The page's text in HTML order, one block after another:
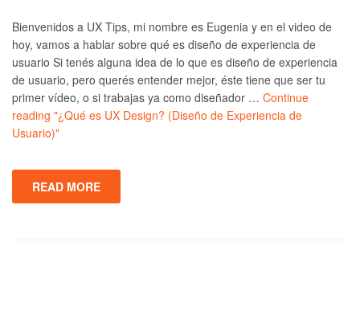
Bienvenidos a UX Tips, mi nombre es Eugenia y en el video de
hoy, vamos a hablar sobre qué es diseño de experiencia de
usuario Si tenés alguna idea de lo que es diseño de experiencia
de usuario, pero querés entender mejor, éste tiene que ser tu
primer vídeo, o si trabajas ya como diseñador … Continue
reading "¿Qué es UX Design? (Diseño de Experiencia de
Usuario)"
READ MORE